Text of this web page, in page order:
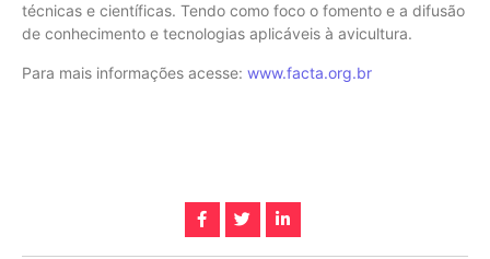
técnicas e científicas. Tendo como foco o fomento e a difusão
de conhecimento e tecnologias aplicáveis à avicultura.
Para mais informações acesse: www.facta.org.br